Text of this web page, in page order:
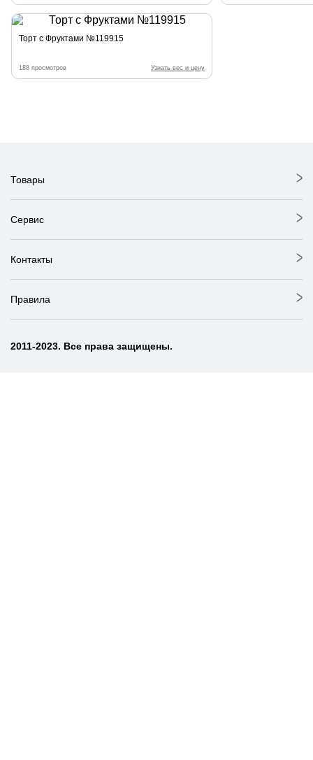
Торт с Фруктами №119915
188 просмотров Узнать вес и цену
Товары
Сервис
Контакты
Правила
2011-2023. Все права защищены.